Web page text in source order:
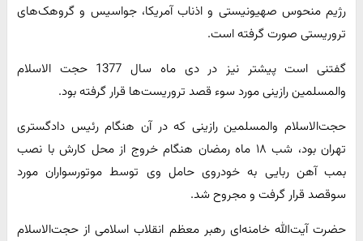
رژیم منحوس صهیونیستی و اذناب آمریکا، جواسیس و گروهک‌های
تروریستی صورت گرفته است.
گفتنی است پیشتر نیز در دی ماه سال 1377 حجت الاسلام
والمسلمین رازینی مورد سوء قصد تروریست‌ها قرار گرفته بود.
حجت‌الاسلام والمسلمین رازینی که در آن هنگام رئیس دادگستری
تهران بود، شب ۱۸ ماه رمضان هنگام خروج از محل کارش با نصب
بمب آهن ربایی به خودروی حامل وی توسط موتورسواران مورد
سوقصد قرار گرفت و مجروح شد.
حضرت آیت‌الله خامنه‌ای رهبر معظم انقلاب اسلامی از حجت‌الاسلام